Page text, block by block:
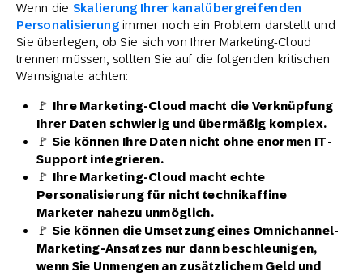
Wenn die Skalierung Ihrer kanalübergreifenden
Personalisierungimmer noch ein Problem darstellt und
Sie überlegen, ob Sie sich von Ihrer Marketing-Cloud
trennen müssen, sollten Sie auf die folgenden kritischen
Warnsignale achten:
🚩 Ihre Marketing-Cloud macht die Verknüpfung
Ihrer Daten schwierig und übermäßig komplex.
🚩 Sie können Ihre Daten nicht ohne enormen IT-
Support integrieren.
🚩 Ihre Marketing-Cloud macht echte
Personalisierung für nicht technikaffine
Marketer nahezu unmöglich.
🚩 Sie können die Umsetzung eines Omnichannel-
Marketing-Ansatzes nur dann beschleunigen,
wenn Sie Unmengen an zusätzlichem Geld und